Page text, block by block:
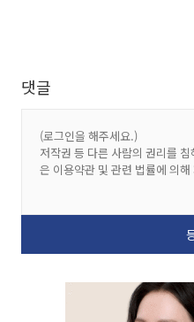
댓글